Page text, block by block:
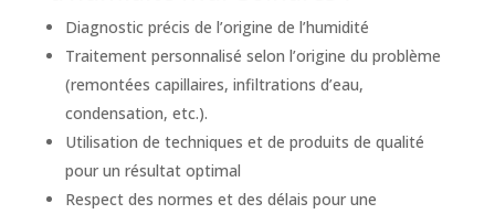
Diagnostic précis de l’origine de l’humidité
Traitement personnalisé selon l’origine du problème
(remontées capillaires, infiltrations d’eau,
condensation, etc.).
Utilisation de techniques et de produits de qualité
pour un résultat optimal
Respect des normes et des délais pour une